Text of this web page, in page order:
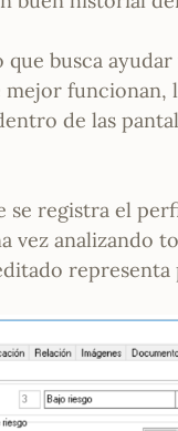
busca
funcionan,
de las
se registra el
vez analizando